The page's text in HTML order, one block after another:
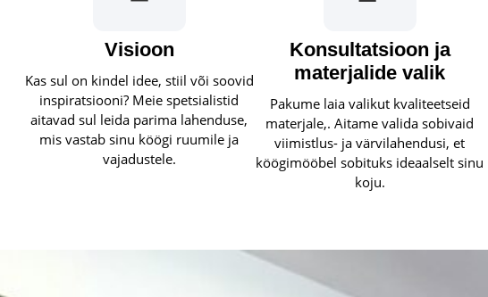
Visioon
Kas sul on kindel idee, stiil või soovid
inspiratsiooni? Meie spetsialistid
aitavad sul leida parima lahenduse,
mis vastab sinu köögi ruumile ja
vajadustele.
Konsultatsioon ja
materjalide valik
Pakume laia valikut kvaliteetseid
materjale,. Aitame valida sobivaid
viimistlus- ja värvilahendusi, et
köögimööbel sobituks ideaalselt sinu
koju.